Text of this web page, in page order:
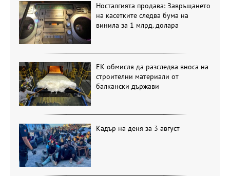
Носталгията продава: Завръщането
на касетките следва бума на
винила за 1 млрд. долара
ЕК обмисля да разследва вноса на
строителни материали от
балкански държави
Кадър на деня за 3 август